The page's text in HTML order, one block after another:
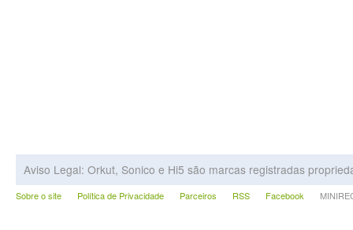
Aviso Legal: Orkut, Sonico e Hi5 são marcas registradas
Sobre o site Política de Privacidade Parceiros RSS Facebook